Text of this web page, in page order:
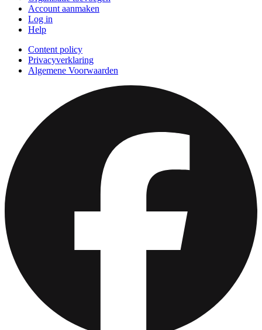
Account aanmaken
Log in
Help
Content policy
Privacyverklaring
Algemene Voorwaarden